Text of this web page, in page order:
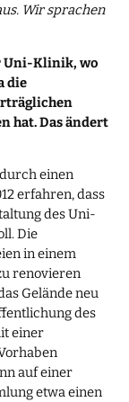
Wir sprachen
Uni-Klinik, wo
die
hat. Das ändert
einen
erfahren, dass
des Uni-
Die
in einem
renovieren
Gelände neu
des
einer
auf einer
etwa einen